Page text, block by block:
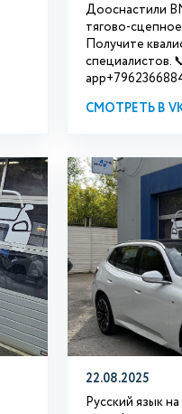
Дооснастили
тягово-
Получите
специалистов.
СМОТРЕТЬ В
22.08.2025
Русский язык